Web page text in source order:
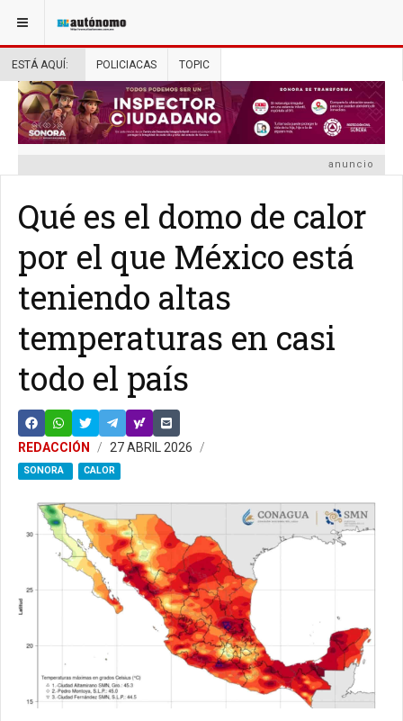
ESTÁ AQUÍ: POLICIACAS TOPIC
anuncio
Qué es el domo de calor
por el que México está
teniendo altas
temperaturas en casi
todo el país
REDACCIÓN 27 ABRIL 2026
SONORA CALOR